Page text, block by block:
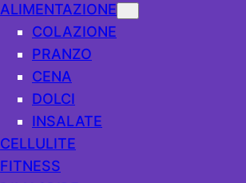
ALIMENTAZIONE
COLAZIONE
PRANZO
CENA
DOLCI
INSALATE
CELLULITE
FITNESS